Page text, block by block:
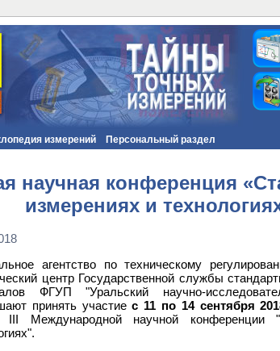
измерений Персональный раздел
научная конференция
измерениях и
агентство по техническому
центр Государственной службы
ФГУП "Уральский научно-
принять участиес 11 по 14 сентября
III Международной научной